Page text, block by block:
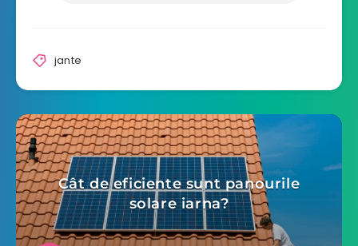
jante
Cât de eficiente sunt panourile
solare iarna?